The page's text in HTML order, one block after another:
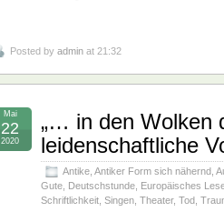
Posted by admin at 21:32
„… in den Wolken
leidenschaftliche
Antike Antiker Form sich nähernd
Gute Deutschstunde Europäisches
Schriftlichkeit Singen Theater, Tod
Mai
22
2020